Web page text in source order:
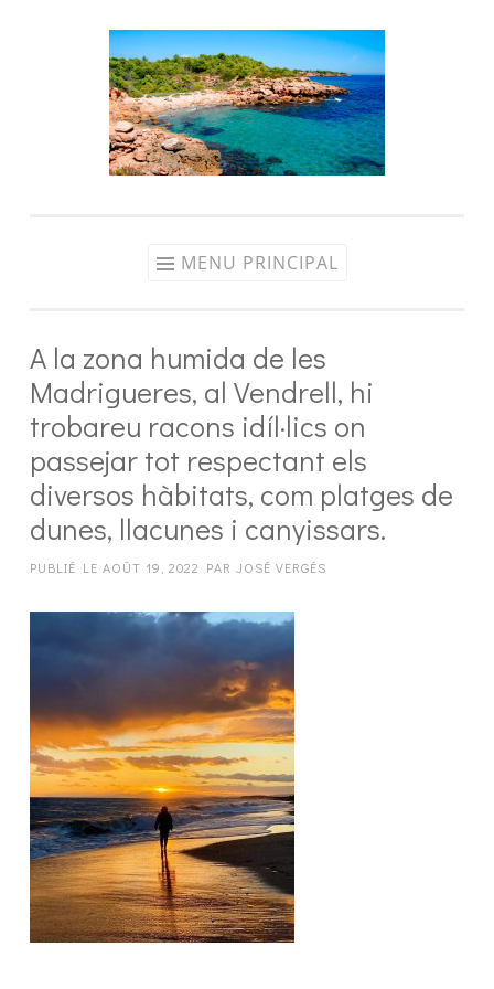
MENU PRINCIPAL
A la zona humida de les
Madrigueres, al Vendrell, hi
trobareu racons idíl·lics on
passejar tot respectant els
diversos hàbitats, com platges de
dunes, llacunes i canyissars.
PUBLIÉ LE AOÛT 19, 2022 PAR JOSÉ VERGÉS